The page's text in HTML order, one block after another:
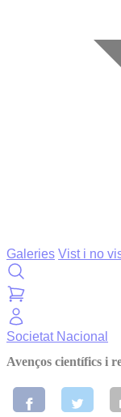
Galeries Vist i no
Societat Nacional
Avenços científics i